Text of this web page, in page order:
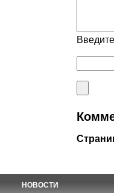
НОВОСТИ